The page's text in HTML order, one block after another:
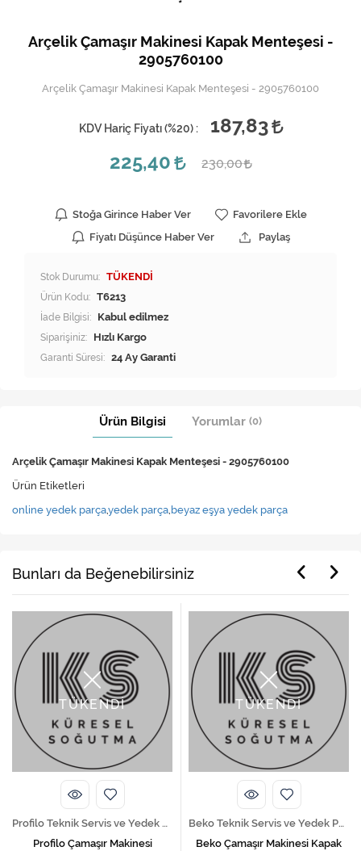
Soğutma Sistemleri
Şofben ve Termosifon
Arçelik Çamaşır Makinesi Kapak Menteşesi -
2905760100
Arçelik Çamaşır Makinesi Kapak Menteşesi - 2905760100
KDV Hariç Fiyatı (%20) :
187,83
225,40
230,00
Stoğa Girince Haber Ver
Favorilere Ekle
Fiyatı Düşünce Haber Ver
Paylaş
Stok Durumu: TÜKENDİ
Ürün Kodu: T6213
İade Bilgisi:
Siparişiniz: Hızlı Kargo
Garanti Süresi: 24 Ay Garanti
Ürün Bilgisi Yorumlar (0)
Arçelik Çamaşır Makinesi Kapak Menteşesi - 2905760100
Ürün Etiketleri
online yedek parça,yedek parça, beyaz eşya yedek parça
Bunları da Beğenebilirsiniz
TÜKENDİ
Profilo Teknik Servis ve Yedek Parça Hizmetleri
Profilo Çamaşır Makinesi
TÜKENDİ
Beko Teknik Servis ve Yedek Parça Hizmetleri
Beko Çamaşır Makinesi Kapak